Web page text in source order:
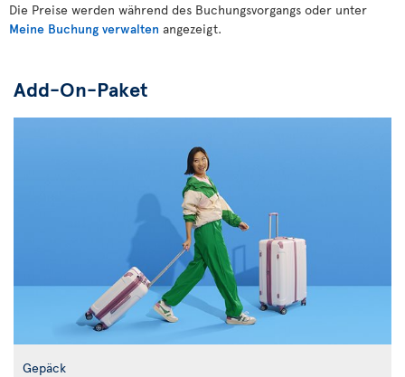
Die Preise werden während des Buchungsvorgangs oder unter
Meine Buchung verwalten angezeigt.
Add-On-Paket
Gepäck